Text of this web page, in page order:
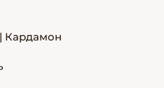
Кардамон